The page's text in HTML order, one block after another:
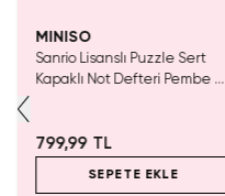
MINISO
Sanrio Lisanslı Puzzle Sert
Kapaklı Not Defteri Pembe –
799,99 TL
SEPETE EKLE